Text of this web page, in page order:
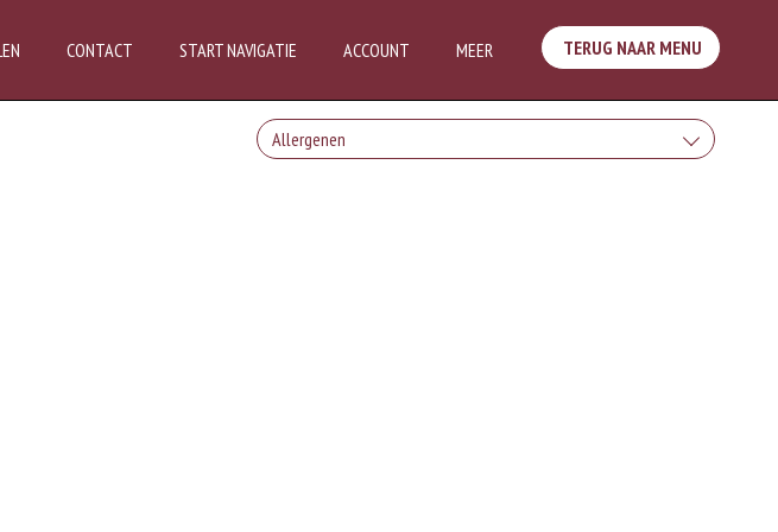
CONTACT START NAVIGATIE ACCOUNT MEER TERUG NAAR MENU
Allergenen